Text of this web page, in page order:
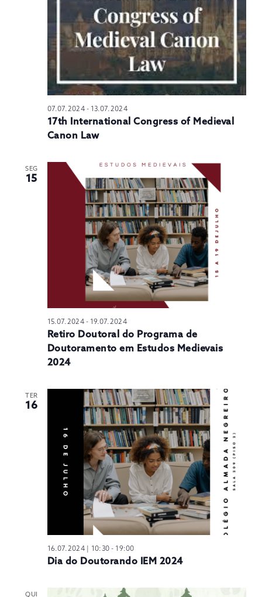
07.07.2024- 13.07.2024
17th International Congress of Medieval
Canon Law
SEG
15
15.07.2024- 19.07.2024
Retiro Doutoral do Programa de
Doutoramento em Estudos Medievais
2024
TER
16
16.07.2024 | 10:30 - 19:00
Dia do Doutorando IEM 2024
QUI